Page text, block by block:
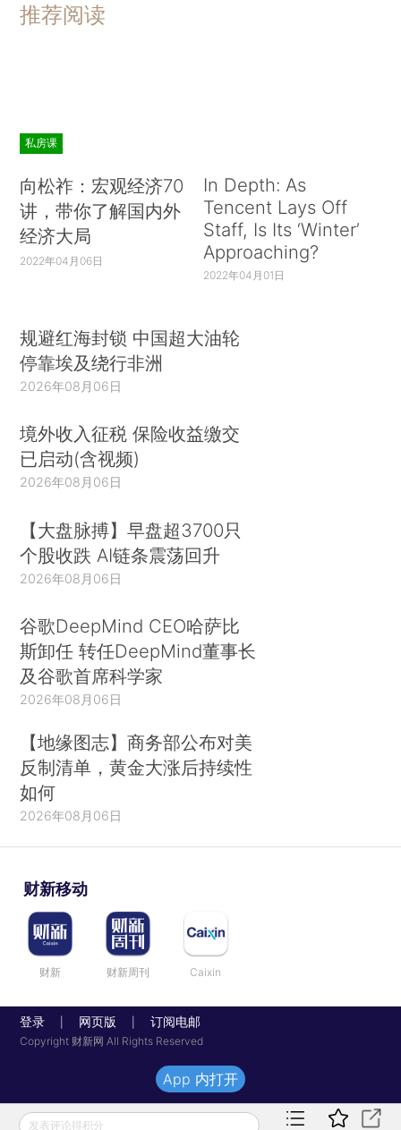
推荐阅读
私房课
向松祚：宏观经济70
讲，带你了解国内外
经济大局
2022年04月06日
In Depth: As
Tencent Lays Off
Staff, Is Its ‘Winter’
Approaching?
2022年04月01日
规避红海封锁 中国超大油轮
停靠埃及绕行非洲
2026年08月06日
境外收入征税 保险收益缴交
已启动(含视频)
2026年08月06日
【大盘脉搏】早盘超3700只
个股收跌 AI链条震荡回升
2026年08月06日
谷歌DeepMind CEO哈萨比
斯卸任 转任DeepMind董事长
及谷歌首席科学家
2026年08月06日
【地缘图志】商务部公布对美
反制清单，黄金大涨后持续性
如何
2026年08月06日
财新移动
财新 财新周刊 Caixin
登录 网页版 订阅电邮
Copyright 财新网 All Rights Reserved
发表评论得积分
App 内打开